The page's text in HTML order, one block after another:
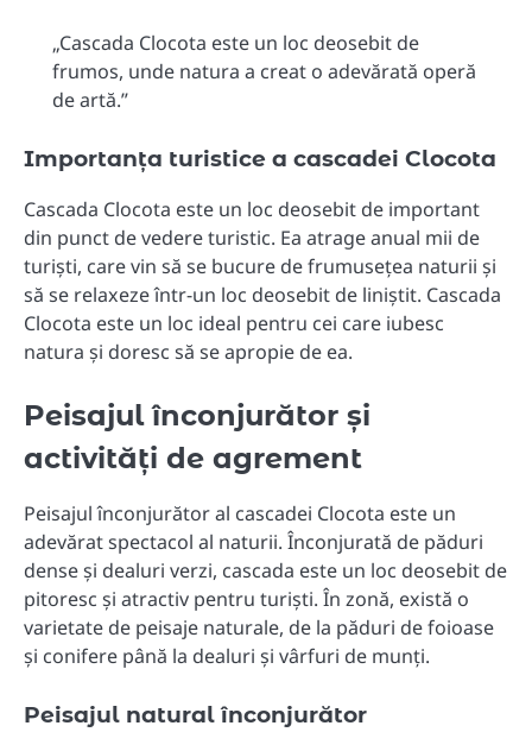
„Cascada Clocota este un loc deosebit de
frumos, unde natura a creat o adevărată operă
de artă.”
Importanța turistice a cascadei Clocota
Cascada Clocota este un loc deosebit de important
din punct de vedere turistic. Ea atrage anual mii de
turiști, care vin să se bucure de frumusețea naturii și
să se relaxeze într-un loc deosebit de liniștit. Cascada
Clocota este un loc ideal pentru cei care iubesc
natura și doresc să se apropie de ea.
Peisajul înconjurător și
activități de agrement
Peisajul înconjurător al cascadei Clocota este un
adevărat spectacol al naturii. Înconjurată de păduri
dense și dealuri verzi, cascada este un loc deosebit de
pitoresc și atractiv pentru turiști. În zonă, există o
varietate de peisaje naturale, de la păduri de foioase
și conifere până la dealuri și vârfuri de munți.
Peisajul natural înconjurător